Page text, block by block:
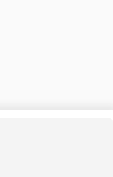
gedeeld heb en
Begrijp ik,